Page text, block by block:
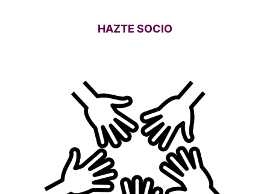
HAZTE SOCIO